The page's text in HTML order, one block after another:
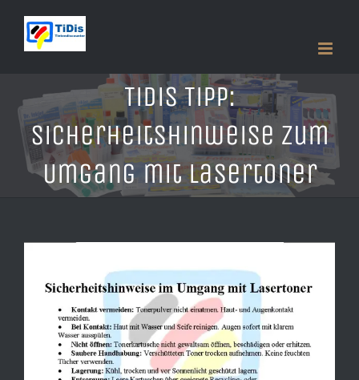
Inhalt
TiDis Tipp:
Sicherheitshinweise zum
Umgang mit Lasertoner